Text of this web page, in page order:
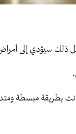
ذلك سيؤدي إلى
بطريقة مبسطة